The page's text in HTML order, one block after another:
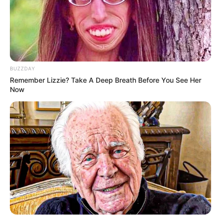
BUZZDAY
Remember Lizzie? Take A Deep Breath Before You See Her
Now